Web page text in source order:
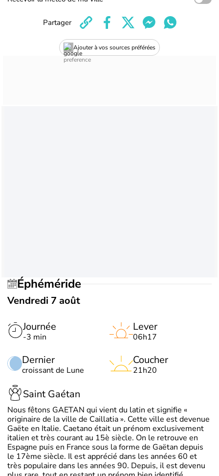
Ajouter à vos sources préférées
Partager
Éphéméride
Vendredi 7 août
Journée
-3 min
Dernier
croissant de Lune
Lever
06h17
Coucher
21h20
Saint Gaétan
Nous fêtons GAETAN qui vient du latin et signifie «
originaire de la ville de Caillatia ». Cette ville est devenue
Gaëte en Italie. Caetano était un prénom exclusivement
italien et très courant au 15è siècle. On le retrouve en
Espagne puis en France sous la forme de Gaëtan depuis
le 17ème siècle. Il est apprécié dans les années 60 et
très populaire dans les années 90. Depuis, il est devenu